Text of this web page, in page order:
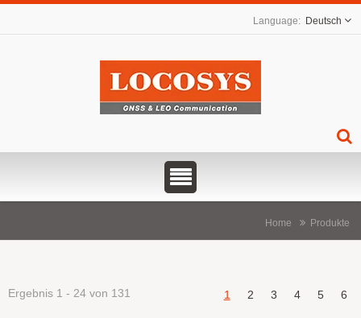
Deutsch
Home Produkte
Ergebnis 1 - 24 von 131 1 2 3 4 5 6